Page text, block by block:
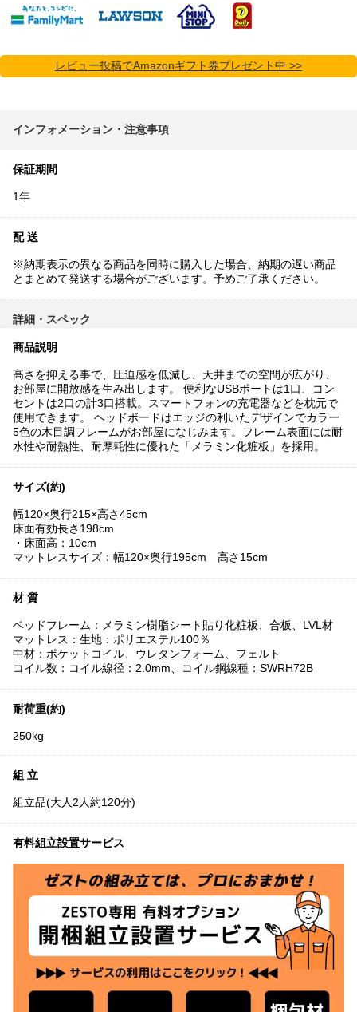
レビュー投稿でAmazonギフト券プレゼント中 >>
インフォメーション・注意事項
保証期間
1年
配 送
※納期表示の異なる商品を同時に購入した場合、納期の遅い商品
とまとめて発送する場合がございます。予めご了承ください。
詳細・スペック
商品説明
高さを抑える事で、圧迫感を低減し、天井までの空間が広がり、
お部屋に開放感を生み出します。 便利なUSBポートは1口、コン
セントは2口の計3口搭載。スマートフォンの充電器などを枕元で
使用できます。 ヘッドボードはエッジの利いたデザインでカラー
5色の木目調フレームがお部屋になじみます。フレーム表面には耐
水性や耐熱性、耐摩耗性に優れた「メラミン化粧板」を採用。
サイズ(約)
幅120×奥行215×高さ45cm
床面有効長さ198cm
・床面高：10cm
マットレスサイズ：幅120×奥行195cm 高さ15cm
材 質
ベッドフレーム：メラミン樹脂シート貼り化粧板、合板、LVL材
マットレス：生地：ポリエステル100％
中材：ポケットコイル、ウレタンフォーム、フェルト
コイル数：コイル線径：2.0mm、コイル鋼線種：SWRH72B
耐荷重(約)
250kg
組 立
組立品(大人2人約120分)
有料組立設置サービス